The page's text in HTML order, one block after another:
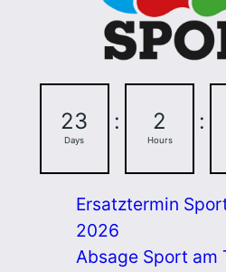
23
Days
: 2
Hours
:
Ersatztermin
2026
Absage Sport am